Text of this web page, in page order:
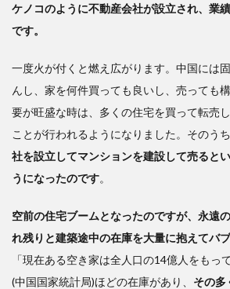
ケノコのように不動産会社が設立され、業
です。
一度火が付くと燃え広がります。中国には
んし、家を何件買っても良いし、売っても
要が旺盛な時は、多くの住宅を買って転売
ことが行われるようになりました。そのうち
社を設立してマンションを建設して売ると
うになったのです。
空前の住宅ブームとなったのですが、永遠
れ残りと建築途中の在庫を大量に抱えてバ
「現在ある空き家は全人口の14億人をもっ
(中国国家統計局)ほどの在庫があり、 その多